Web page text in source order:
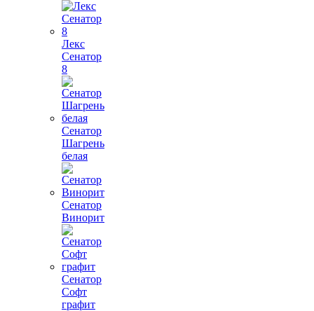
Лекс
Сенатор
8
Сенатор
Шагрень
белая
Сенатор
Винорит
Сенатор
Софт
графит